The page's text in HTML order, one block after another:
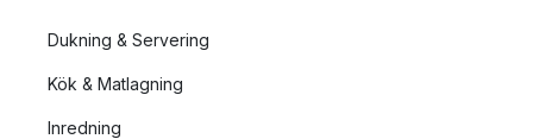
Dukning & Servering
Kök & Matlagning
Inredning